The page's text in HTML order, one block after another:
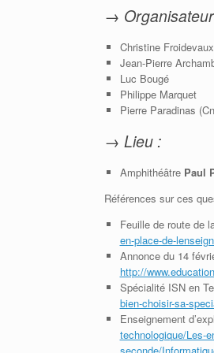
→
Christine Froidevaux
Jean-Pierre
Luc Bougé
Philippe Marquet
Pierre Paradinas
→ Lieu :
Amphithéâtre Paul
Références sur ces
Feuille de route de
en-place-de-
Annonce du 14
http://
Spécialité ISN en
bien-choisir-sa-
Enseignement
technologique/Les-
seconde/